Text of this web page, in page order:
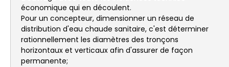
économique qui en découlent.
Pour un concepteur, dimensionner un réseau de
distribution d'eau chaude sanitaire, c'est déterminer
rationnellement les diamètres des tronçons
horizontaux et verticaux afin d'assurer de façon
permanente;